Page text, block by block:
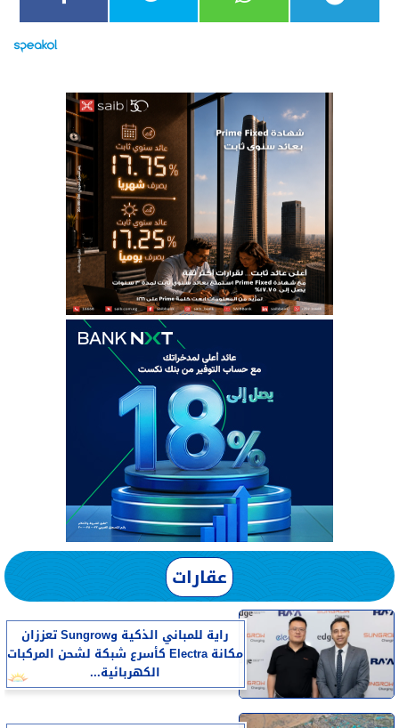
عقارات
راية للمباني الذكية وSungrow تعززان
مكانة Electra كأسرع شبكة لشحن المركبات
الكهربائية...